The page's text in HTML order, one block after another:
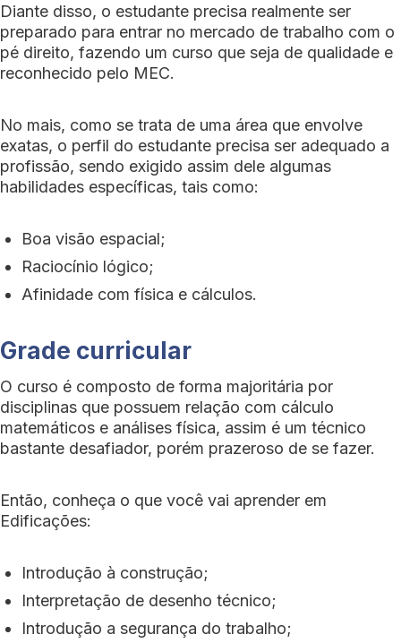
Diante disso, o estudante precisa realmente ser
preparado para entrar no mercado de trabalho com o
pé direito, fazendo um curso que seja de qualidade e
reconhecido pelo MEC.
No mais, como se trata de uma área que envolve
exatas, o perfil do estudante precisa ser adequado a
profissão, sendo exigido assim dele algumas
habilidades específicas, tais como:
Boa visão espacial;
Raciocínio lógico;
Afinidade com física e cálculos.
Grade curricular
O curso é composto de forma majoritária por
disciplinas que possuem relação com cálculo
matemáticos e análises física, assim é um técnico
bastante desafiador, porém prazeroso de se fazer.
Então, conheça o que você vai aprender em
Edificações:
Introdução à construção;
Interpretação de desenho técnico;
Introdução a segurança do trabalho;